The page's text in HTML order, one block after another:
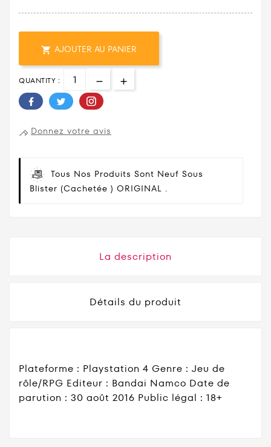
 AJOUTER AU PANIER
QUANTITY :
Donnez votre avis
Tous Nos Produits Sont Neuf Sous
Blister (cachetée ) ORIGINAL .
La description
Détails du produit
Plateforme : Playstation 4 Genre : Jeu de
rôle/RPG Editeur : Bandai Namco Date de
parution : 30 août 2016 Public légal : 18+